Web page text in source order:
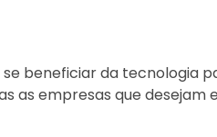
beneficiar da tecnologia
as empresas que desejam